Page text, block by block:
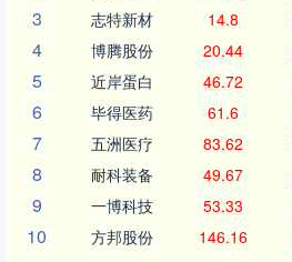
3 志特新材 14.8
4 博腾股份 20.44
5 近岸蛋白 46.72
6 毕得医药 61.6
7 五洲医疗 83.62
8 耐科装备 49.67
9 一博科技 53.33
10 方邦股份 146.16